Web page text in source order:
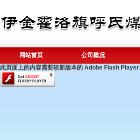
网站首页 公司概况
此页面上的内容需要较新版本的 Adobe Flash Player